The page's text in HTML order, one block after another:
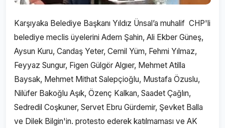
Karşıyaka Belediye Başkanı Yıldız Ünsal’a muhalif CHP'li
belediye meclis üyelerini Adem Şahin, Ali Ekber Güneş,
Aysun Kuru, Candaş Yeter, Cemil Yüm, Fehmi Yılmaz,
Feyyaz Sungur, Figen Gülgör Algıer, Mehmet Atilla
Baysak, Mehmet Mithat Salepçioğlu, Mustafa Özuslu,
Nilüfer Bakoğlu Aşık, Özenç Kalkan, Saadet Çağlın,
Sedredil Coşkuner, Servet Ebru Gürdemir, Şevket Balla
ve Dilek Bilgin'in. protesto ederek katılmaması ve AK